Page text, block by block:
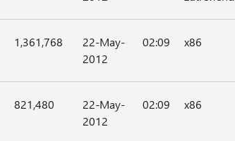
1,361,768
22-May-
2012
02:09 x86
821,480
22-May-
2012
02:09 x86